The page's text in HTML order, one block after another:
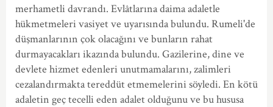
merhametli davrandı. Evlâtlarına daima adaletle
hükmetmeleri vasiyet ve uyarısında bulundu. Rumeli'de
düşmanlarının çok olacağını ve bunların rahat
durmayacakları ikazında bulundu. Gazilerine, dine ve
devlete hizmet edenleri unutmamalarını, zalimleri
cezalandırmakta tereddüt etmemelerini söyledi. En kötü
adaletin geç tecelli eden adalet olduğunu ve bu hususa